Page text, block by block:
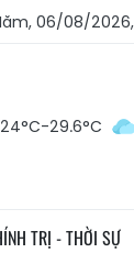
06/08/2026,
24°C-29.6°C
TRỊ - THỜI SỰ